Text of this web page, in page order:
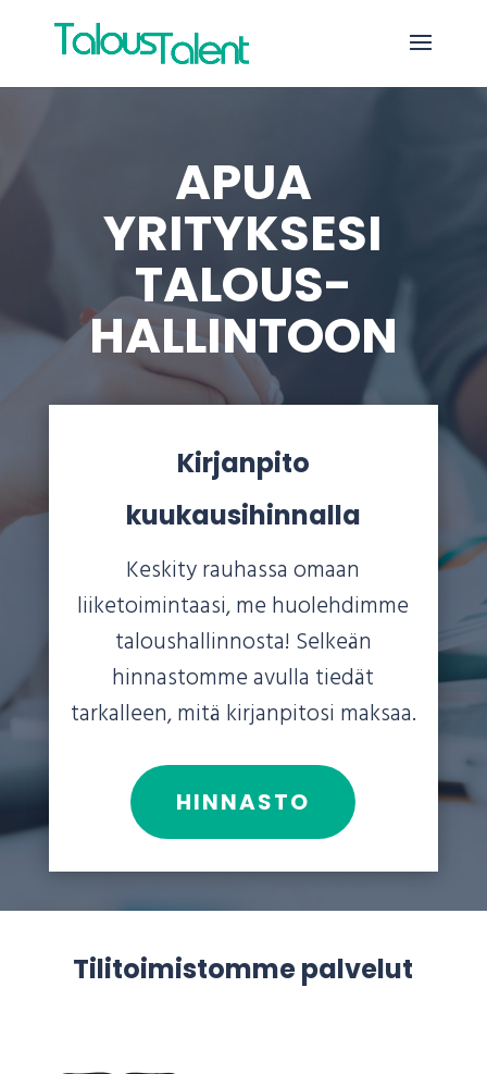
APUA
YRITYKSESI
TALOUS-
HALLINTOON
Kirjanpito
kuukausihinnalla
Keskity rauhassa omaan
liiketoimintaasi, me huolehdimme
taloushallinnosta! Selkeän
hinnastomme avulla tiedät
tarkalleen, mitä kirjanpitosi maksaa.
HINNASTO
Tilitoimistomme palvelut